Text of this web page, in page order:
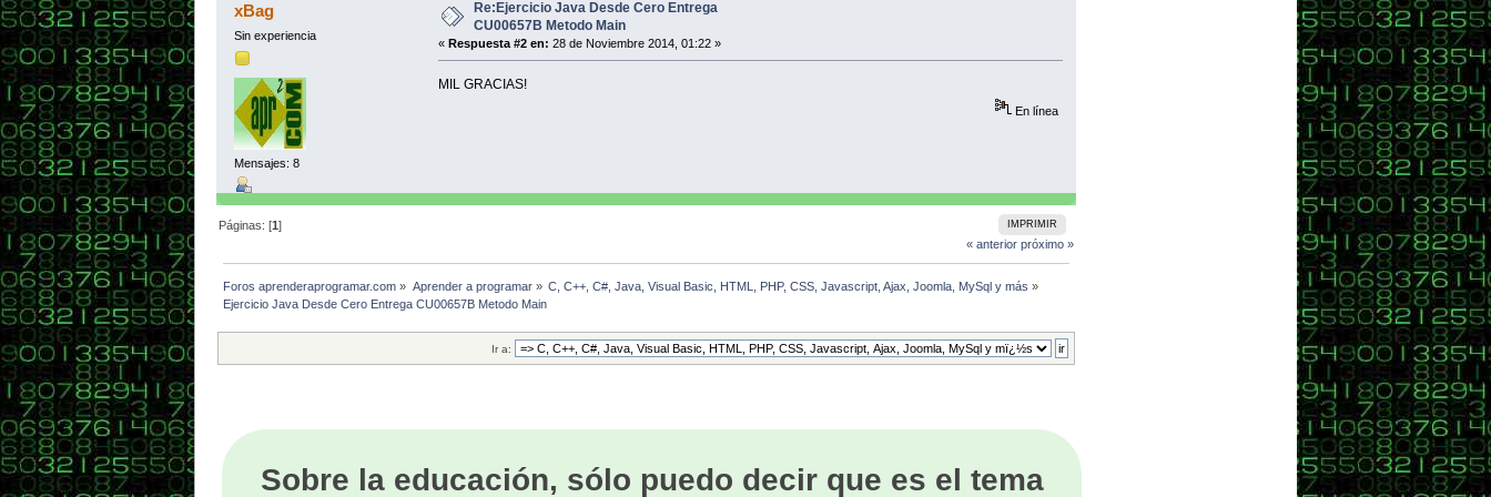
}
}
xBag
Sin experiencia
Mensajes: 8
Re:Ejercicio Java Desde Cero Entrega
CU00657B Metodo Main
« Respuesta #2 en: 28 de Noviembre 2014, 01:22 »
MIL GRACIAS!
En línea
IMPRIMIR
Páginas: [1]
« anterior próximo »
Foros aprenderaprogramar.com » Aprender a programar» C, C++, C#, Java, Visual Basic, HTML, PHP, CSS, Javascript, Ajax, Joomla, MySql y más »
Ejercicio Java Desde Cero Entrega CU00657B Metodo Main
Ir a:
Sobre la educación, sólo puedo decir que es el tema